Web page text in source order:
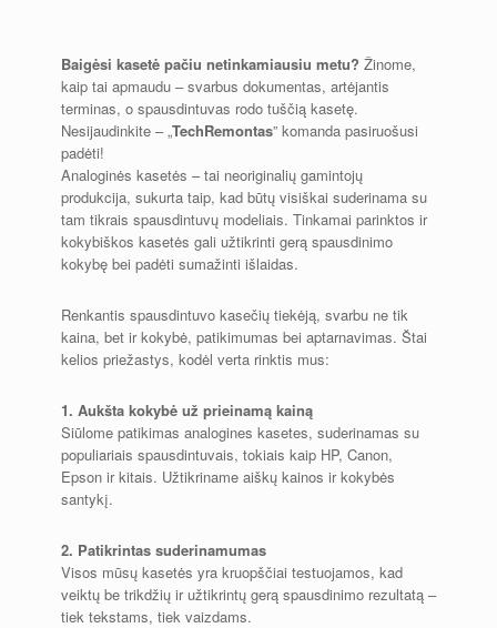
Baigėsi kasetė pačiu netinkamiausiu metu? Žinome,
kaip tai apmaudu – svarbus dokumentas, artėjantis
terminas, o spausdintuvas rodo tuščią kasetę.
Nesijaudinkite – „TechRemontas” komanda pasiruošusi
padėti!
Analoginės kasetės – tai neoriginalių gamintojų
produkcija, sukurta taip, kad būtų visiškai suderinama su
tam tikrais spausdintuvų modeliais. Tinkamai parinktos ir
kokybiškos kasetės gali užtikrinti gerą spausdinimo
kokybę bei padėti sumažinti išlaidas.
Renkantis spausdintuvo kasečių tiekėją, svarbu ne tik
kaina, bet ir kokybė, patikimumas bei aptarnavimas. Štai
kelios priežastys, kodėl verta rinktis mus:
1. Aukšta kokybė už prieinamą kainą
Siūlome patikimas analogines kasetes, suderinamas su
populiariais spausdintuvais, tokiais kaip HP, Canon,
Epson ir kitais. Užtikriname aiškų kainos ir kokybės
santykį.
2. Patikrintas suderinamumas
Visos mūsų kasetės yra kruopščiai testuojamos, kad
veiktų be trikdžių ir užtikrintų gerą spausdinimo rezultatą –
tiek tekstams, tiek vaizdams.